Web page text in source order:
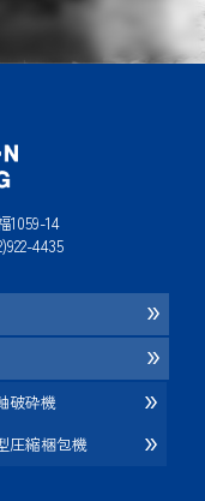
1059-14
4435
破砕機
圧縮梱包機